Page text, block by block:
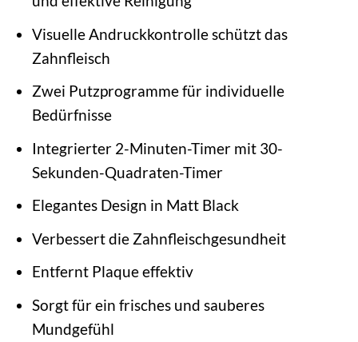
Visuelle Andruckkontrolle schützt das
Zahnfleisch
Zwei Putzprogramme für individuelle
Bedürfnisse
Integrierter 2-Minuten-Timer mit 30-
Sekunden-Quadraten-Timer
Elegantes Design in Matt Black
Verbessert die Zahnfleischgesundheit
Entfernt Plaque effektiv
Sorgt für ein frisches und sauberes
Mundgefühl